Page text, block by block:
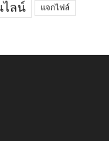
ไลน์ แจกไฟล์